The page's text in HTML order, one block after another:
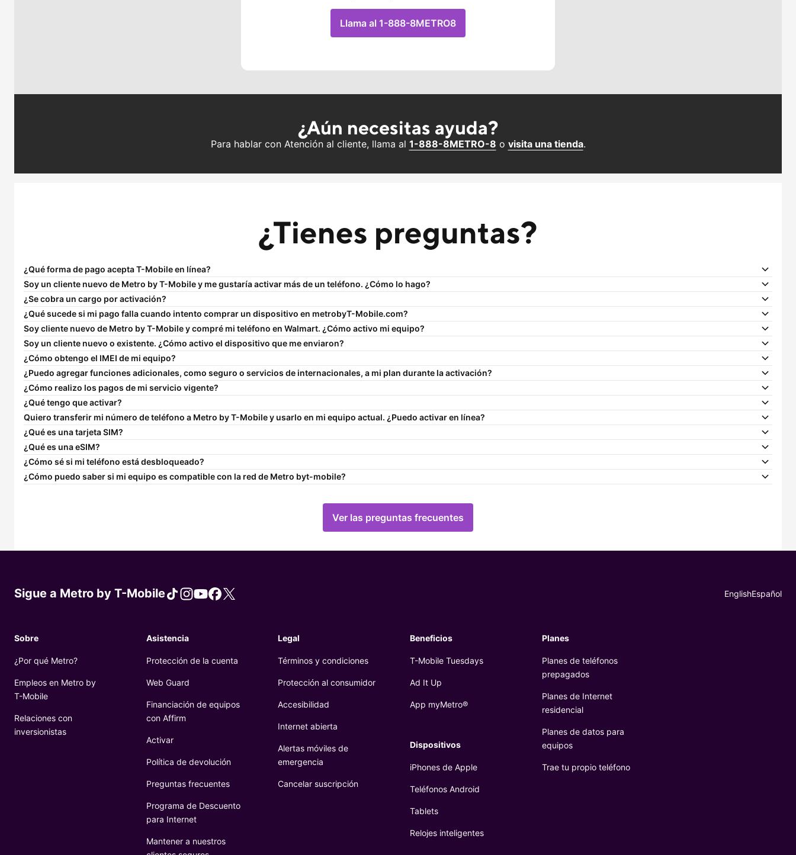
Llama al 1-888-8METRO8
¿Aún necesitas ayuda?
Para hablar con Atención al cliente, llama al 1-888-8METRO-8 o visita una tienda.
¿Tienes preguntas?
¿Qué forma de pago aceptaT-Mobileen línea?
Soy un cliente nuevo de Metro byT-Mobiley me gustaría activar más de un teléfono. ¿Cómo lo hago?
¿Se cobra un cargo por activación?
¿Qué sucede si mi pago falla cuando intento comprar un dispositivo en metrobyT-Mobile.com?
Soy cliente nuevo de Metro byT-Mobiley compré mi teléfono en Walmart. ¿Cómo activo mi equipo?
Soy un cliente nuevo o existente. ¿Cómo activo el dispositivo que me enviaron?
¿Cómo obtengo el IMEI de mi equipo?
¿Puedo agregar funciones adicionales, como seguro o servicios de internacionales, a mi plan durante la activación?
¿Cómo realizo los pagos de mi servicio vigente?
¿Qué tengo que activar?
Quiero transferir mi número de teléfono a Metro byT-Mobiley usarlo en mi equipo actual. ¿Puedo activar en línea?
¿Qué es una tarjeta SIM?
¿Qué es una eSIM?
¿Cómo sé si mi teléfono está desbloqueado?
¿Cómo puedo saber si mi equipo es compatible con la red de Metro byt-mobile?
Ver las preguntas frecuentes
Sigue a Metro by T-Mobile Elegir idioma
EnglishEspañol
Sobre
¿Por qué Metro?
Empleos en Metro by
T-Mobile
Relaciones con
inversionistas
Asistencia
Protección de la cuenta
Web Guard
Financiación de equipos
con Affirm
Activar
Política de devolución
Preguntas frecuentes
Programa de Descuento
para Internet
Mantener a nuestros
Legal
Términos y condiciones
Protección al consumidor
Accesibilidad
Internet abierta
Alertas móviles de
emergencia
Cancelar suscripción
Beneficios
T-MobileTuesdays
Ad It Up
App myMetro®
Dispositivos
iPhones de Apple
Teléfonos Android
Tablets
Relojes inteligentes
Planes
Planes de teléfonos
prepagados
Planes de Internet
residencial
Planes de datos para
equipos
Trae tu propio teléfono